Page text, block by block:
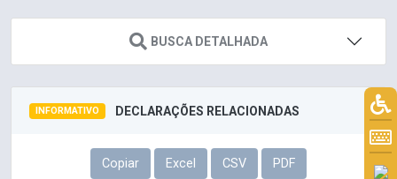
BUSCA DETALHADA
INFORMATIVO DECLARAÇÕES RELACIONADAS
Copiar Excel CSV PDF